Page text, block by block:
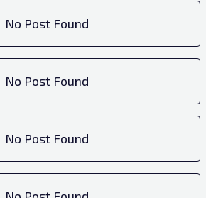
No Post Found
No Post Found
No Post Found